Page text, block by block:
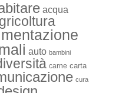
acqua
auto bambini
carne carta
cura